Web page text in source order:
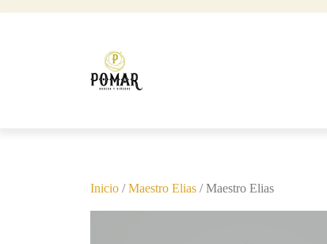
Inicio /Maestro Elias / Maestro Elias